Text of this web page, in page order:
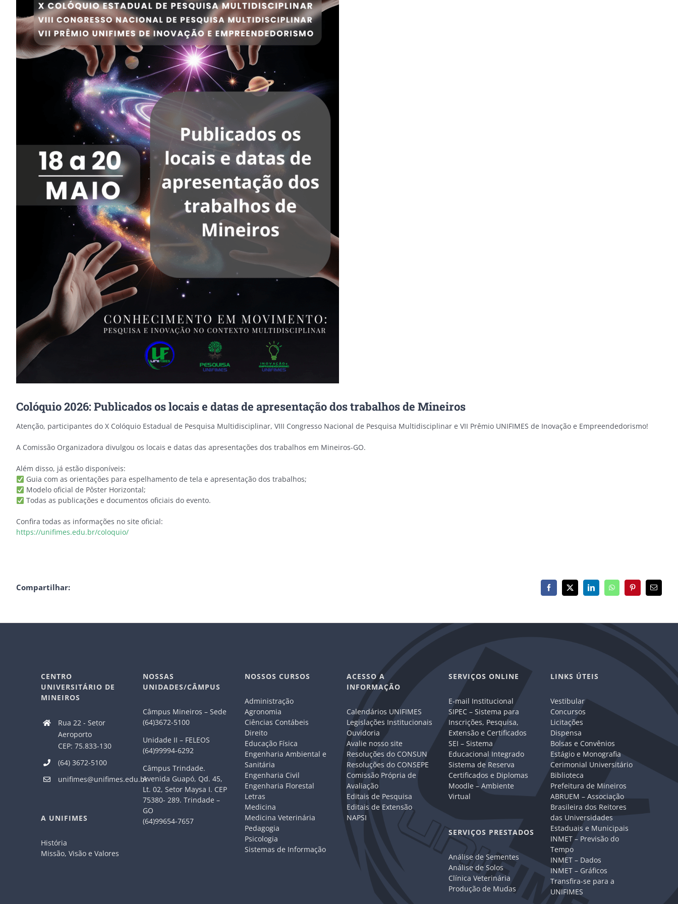
Colóquio 2026: Publicados os locais e datas de apresentação dos trabalhos de Mineiros
Atenção, participantes do X Colóquio Estadual de Pesquisa Multidisciplinar, VIII Congresso Nacional de Pesquisa Multidisciplinar e VII Prêmio UNIFIMES de Inovação e Empreendedorismo!
A Comissão Organizadora divulgou os locais e datas das apresentações dos trabalhos em Mineiros-GO.
Além disso, já estão disponíveis:
Guia com as orientações para espelhamento de tela e apresentação dos trabalhos;
Modelo oficial de Pôster Horizontal;
Todas as publicações e documentos oficiais do evento.
Confira todas as informações no site oficial:
https://unifimes.edu.br/coloquio/
Compartilhar: Facebook
X LinkedInWhatsAppPinterest
E-
mail
CENTRO
UNIVERSITÁRIO DE
MINEIROS
Rua 22 - Setor
Aeroporto
CEP: 75.833-130
(64) 3672-5100
unifimes@unifimes.edu.br
A UNIFIMES
História
Missão, Visão e Valores
NOSSAS
UNIDADES/CÂMPUS
Câmpus Mineiros – Sede
(64)3672-5100
Unidade II – FELEOS
(64)99994-6292
Câmpus Trindade.
Avenida Guapó, Qd. 45,
Lt. 02, Setor Maysa I. CEP
75380- 289. Trindade –
GO
(64)99654-7657
NOSSOS CURSOS
Administração
Agronomia
Ciências Contábeis
Direito
Educação Física
Engenharia Ambiental e
Sanitária
Engenharia Civil
Engenharia Florestal
Letras
Medicina
Medicina Veterinária
Pedagogia
Psicologia
Sistemas de Informação
ACESSO A
INFORMAÇÃO
Calendários UNIFIMES
Legislações Institucionais
Ouvidoria
Avalie nosso site
Resoluções do CONSUN
Resoluções do CONSEPE
Comissão Própria de
Avaliação
Editais de Pesquisa
Editais de Extensão
NAPSI
SERVIÇOS ONLINE
E-mail Institucional
SIPEC – Sistema para
Inscrições, Pesquisa,
Extensão e Certificados
SEI – Sistema
Educacional Integrado
Sistema de Reserva
Certificados e Diplomas
Moodle – Ambiente
Virtual
SERVIÇOS PRESTADOS
Análise de Sementes
Análise de Solos
Clínica Veterinária
Produção de Mudas
LINKS ÚTEIS
Vestibular
Concursos
Licitações
Dispensa
Bolsas e Convênios
Estágio e Monografia
Cerimonial Universitário
Biblioteca
Prefeitura de Mineiros
ABRUEM – Associação
Brasileira dos Reitores
das Universidades
Estaduais e Municipais
INMET – Previsão do
Tempo
INMET – Dados
INMET – Gráficos
Transfira-se para a
UNIFIMES